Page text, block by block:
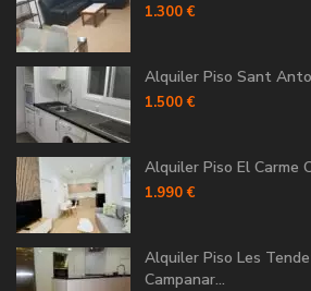
1.300 €
Alquiler Piso Sant
1.500 €
Alquiler Piso El Carme
1.990 €
Alquiler Piso Les
Campanar...